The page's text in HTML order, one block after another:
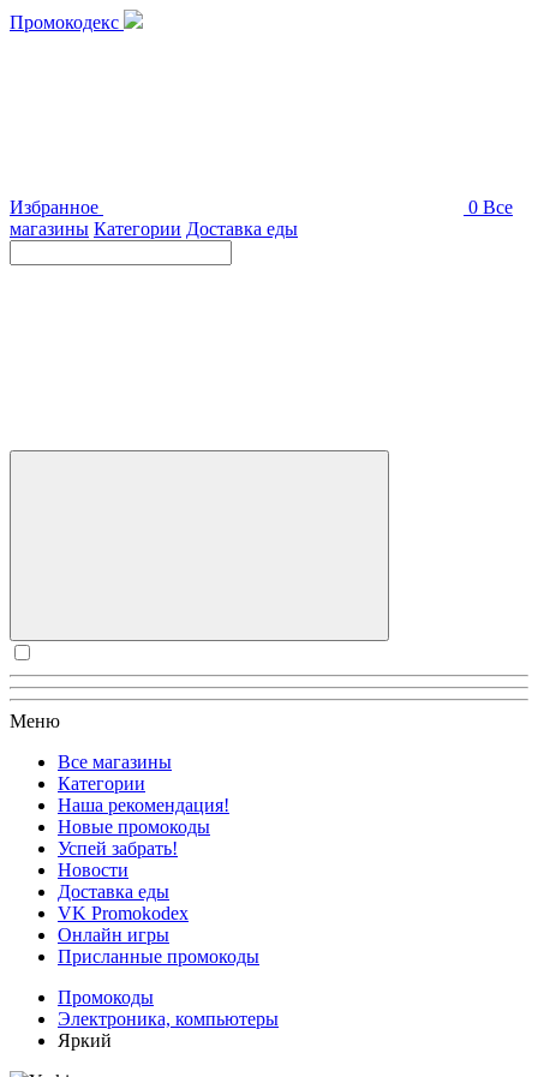
Промокодекс
Избранное 0 Все
магазины Категории Доставка еды
Меню
Все магазины
Категории
Наша рекомендация!
Новые промокоды
Успей забрать!
Новости
Доставка еды
VK Promokodex
Онлайн игры
Присланные промокоды
Промокоды
Электроника, компьютеры
Яркий